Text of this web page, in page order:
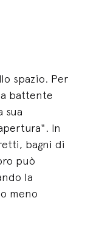
spazio. Per
battente
sua
In
bagni di
può
la
meno